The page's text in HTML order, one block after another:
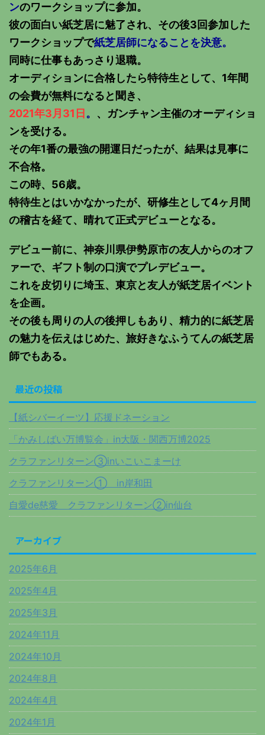
ンのワークショップに参加。
彼の面白い紙芝居に魅了され、その後3回参加した
ワークショップで紙芝居師になることを決意。
同時に仕事もあっさり退職。
オーディションに合格したら特待生として、1年間
の会費が無料になると聞き、
2021年3月31日 。 、ガンチャン主催のオーディショ
ンを受ける。
その年1番の最強の開運日だったが、結果は見事に
不合格。
この時、56歳。
特待生とはいかなかったが、研修生として4ヶ月間
の稽古を経て、晴れて正式デビューとなる。
デビュー前に、神奈川県伊勢原市の友人からのオフ
ァーで、ギフト制の口演でプレデビュー。
これを皮切りに埼玉、東京と友人が紙芝居イベント
を企画。
その後も周りの人の後押しもあり、精力的に紙芝居
の魅力を伝えはじめた、旅好きなふうてんの紙芝居
師でもある。
最近の投稿
【紙シバーイーツ】応援ドネーション
「かみしばい万博覧会」in大阪・関西万博2025
クラファンリターン③inいこいこまーけ
クラファンリターン① in岸和田
自愛de慈愛 クラファンリターン②in仙台
アーカイブ
2025年6月
2025年4月
2025年3月
2024年11月
2024年10月
2024年8月
2024年4月
2024年1月